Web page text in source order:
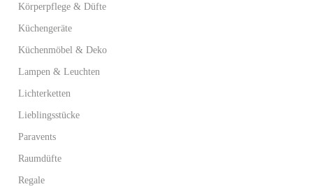
Körperpflege & Düfte
Küchengeräte
Küchenmöbel & Deko
Lampen & Leuchten
Lichterketten
Lieblingsstücke
Paravents
Raumdüfte
Regale